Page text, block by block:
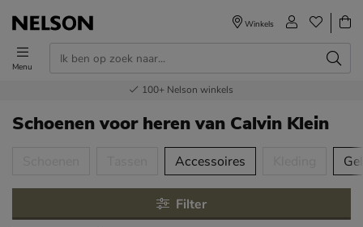
Menu
Winkels
Voor 23.00u besteld,volgende dag in huis
Gratisverzending en retour
Bestel nu,betaal later
100+ Nelson winkels
Schoenen voor herenvan Calvin Klein
Accessoires
Filter